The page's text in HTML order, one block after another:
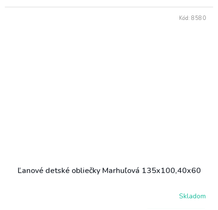
Ľanové detské obliečky Marhuľová 135x100,40x60
Skladom
Kód: 8580